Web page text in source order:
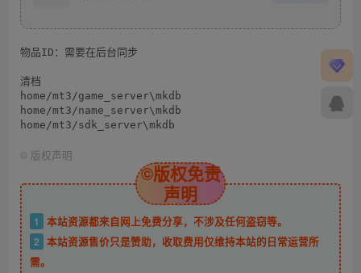
物品ID：需要在后台同步
清档
home/mt3/game_server\mkdb
home/mt3/name_server\mkdb
© 版权声明
©版权免责
声明
1
本站资源都来自网上免费分享，不涉及任何盗窃等。
2 本站资源售价只是赞助，收取费用仅维持本站的日常运营所
需。